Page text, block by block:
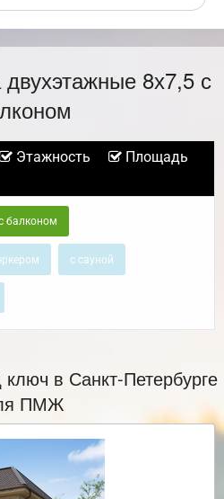
8х7,5 с
Этажность
Площадь
балконом
с сауной
в Санкт-Петербурге
ПМЖ